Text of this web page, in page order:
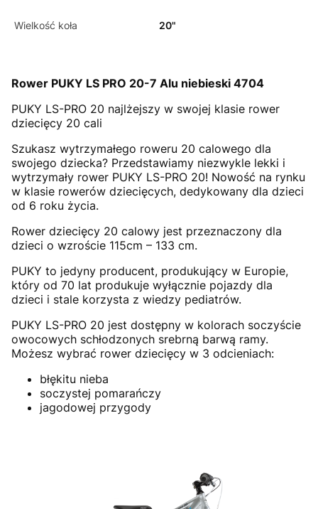
Wielkość koła 20"
Rower PUKY LS PRO 20-7 Alu niebieski 4704
PUKY LS-PRO 20 najlżejszy w swojej klasie rower
dziecięcy 20 cali
Szukasz wytrzymałego roweru 20 calowego dla
swojego dziecka? Przedstawiamy niezwykle lekki i
wytrzymały rower PUKY LS-PRO 20! Nowość na rynku
w klasie rowerów dziecięcych, dedykowany dla dzieci
od 6 roku życia.
Rower dziecięcy 20 calowy jest przeznaczony dla
dzieci o wzroście 115cm – 133 cm.
PUKY to jedyny producent, produkujący w Europie,
który od 70 lat produkuje wyłącznie pojazdy dla
dzieci i stale korzysta z wiedzy pediatrów.
PUKY LS-PRO 20 jest dostępny w kolorach soczyście
owocowych schłodzonych srebrną barwą ramy.
Możesz wybrać rower dziecięcy w 3 odcieniach:
błękitu nieba
soczystej pomarańczy
jagodowej przygody